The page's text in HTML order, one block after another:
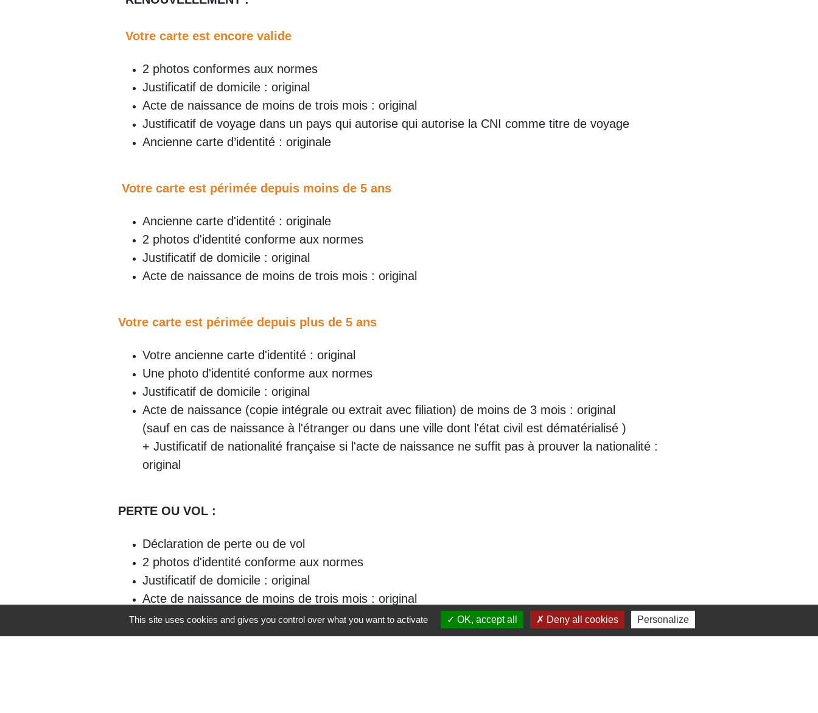
Votre carte est encore valide
2 photos conformes aux normes
Justificatif de domicile : original
Acte de naissance de moins de trois mois : original
Justificatif de voyage dans un pays qui autorise qui autorise la CNI comme titre de voyage
Ancienne carte d’identité : originale
Votre carte est périmée depuis moins de 5 ans
Ancienne carte d'identité : originale
2 photos d'identité conforme aux normes
Justificatif de domicile : original
Acte de naissance de moins de trois mois : original
Votre carte est périmée depuis plus de 5 ans
Votre ancienne carte d'identité : original
Une photo d'identité conforme aux normes
Justificatif de domicile : original
Acte de naissance (copie intégrale ou extrait avec filiation) de moins de 3 mois : original
(sauf en cas de naissance à l'étranger ou dans une ville dont l'état civil est dématérialisé )
+ Justificatif de nationalité française si l'acte de naissance ne suffit pas à prouver la nationalité :
original
PERTE OU VOL :
Déclaration de perte ou de vol
2 photos d'identité conforme aux normes
Justificatif de domicile : original
Acte de naissance de moins de trois mois : original
Timbre fiscal de 25€
This site uses cookies and gives you control over what you want to activate OK, accept all Deny all cookies Personalize